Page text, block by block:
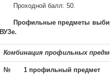
Проходной балл: 50.
Профильные предметы
ВУЗе.
Комбинация профильных
№ 1 профильный предмет